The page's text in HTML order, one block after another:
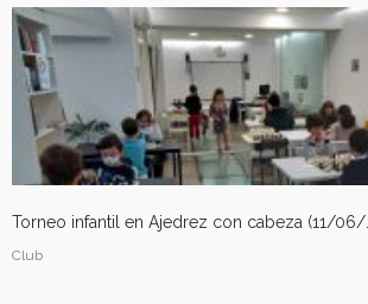
Torneo infantil en Ajedrez con cabeza (11/06/...
Club